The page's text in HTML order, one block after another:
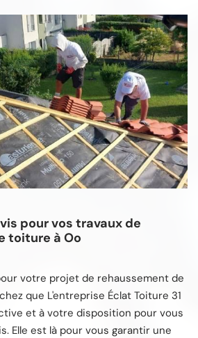
pour vos travaux de
toiture à Oo
votre projet de rehaussement de
que L'entreprise Éclat Toiture 31
et à votre disposition pour vous
Elle est là pour vous garantir une